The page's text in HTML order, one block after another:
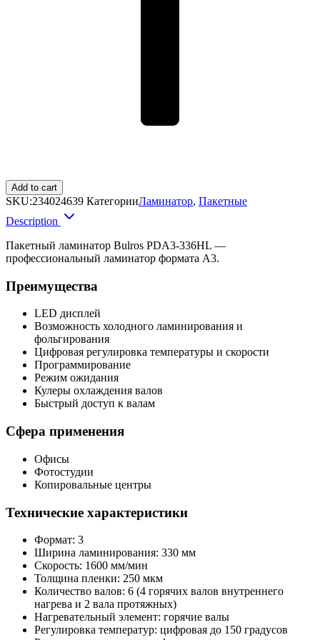
Add to cart
SKU:234024639 КатегорииЛаминатор, Пакетные
Description
Пакетный ламинатор Bulros PDA3-336HL —
профессиональный ламинатор формата А3.
Преимущества
LED дисплей
Возможность холодного ламинирования и
фольгирования
Цифровая регулировка температуры и скорости
Программирование
Режим ожидания
Кулеры охлаждения валов
Быстрый доступ к валам
Сфера применения
Офисы
Фотостудии
Копировальные центры
Технические характеристики
Формат: 3
Ширина ламинирования: 330 мм
Скорость: 1600 мм/мин
Толщина пленки: 250 мкм
Количество валов: 6 (4 горячих валов внутреннего
нагрева и 2 вала протяжных)
Нагревательный элемент: горячие валы
Регулировка температур: цифровая до 150 градусов